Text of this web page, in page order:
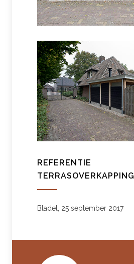
REFERENTIE
TERRASOVERKAPPING
Bladel, 25 september 2017